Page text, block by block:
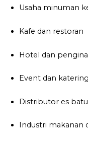
Usaha minuman
Kafe dan restoran
Hotel dan
Event dan katering
Distributor es batu
Industri makanan